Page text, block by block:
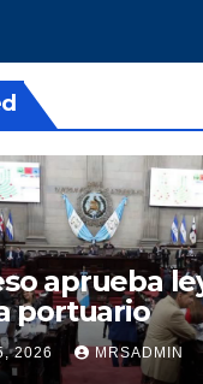
aprueba
portuario
2026 MRSADMIN